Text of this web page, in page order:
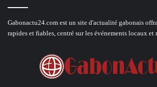
Gabonactu24.com est un site d'actualité gabonais
rapides et fiables, centré sur les événements locaux et